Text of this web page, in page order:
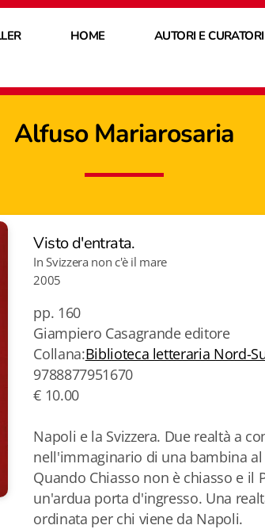
HOME AUTORI E CURATORI
Alfuso Mariarosaria
Visto d'entrata.
In Svizzera non c'è il mare
2005
pp. 160
Giampiero Casagrande editore
Collana:Biblioteca letteraria Nord-
9788877951670
€ 10.00
Napoli e la Svizzera. Due realtà a
nell'immaginario di una bambina
Quando Chiasso non è chiasso e il
un'ardua porta d'ingresso. Una
ordinata per chi viene da Napoli.